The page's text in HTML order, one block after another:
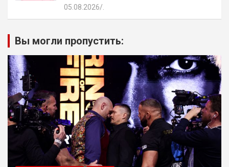
05.08.2026
Вы могли пропустить: